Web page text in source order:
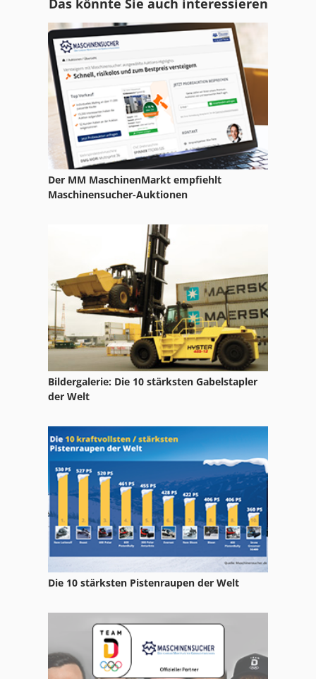
Industrieanlage
Inventar
Kranketten
Kratzförderer
Mahlwerke
Maschinenbett
Nietautomat
Produktion
Recyclingmaschinen
Schlachtanlage
Schreinerei
Schönenberger
Walzenstuhl
Das könnte Sie auch interessieren
Der MM MaschinenMarkt empfiehlt
Maschinensucher-Auktionen
Bildergalerie: Die 10 stärksten Gabelstapler
der Welt
Die 10 stärksten Pistenraupen der Welt